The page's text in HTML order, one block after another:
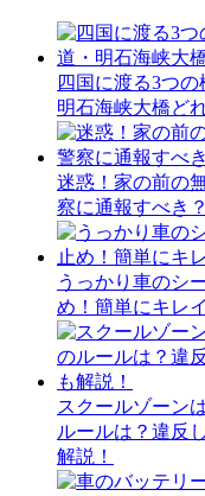
四国に渡る3つ
明石海峡大橋ど
迷惑！家の前の
察に通報すべき？
うっかり車のシ
め！簡単にキレ
スクールゾーン
ルールは？違反
解説！